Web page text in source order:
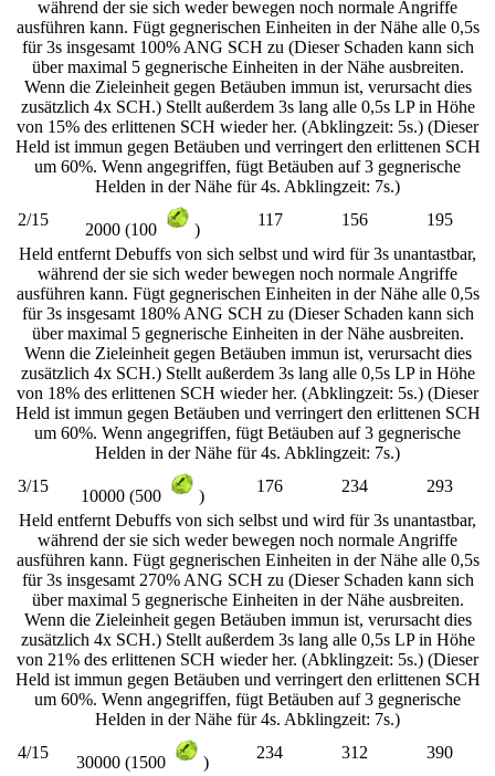
während der sie sich weder bewegen noch normale Angriffe
ausführen kann. Fügt gegnerischen Einheiten in der Nähe alle 0,5s
für 3s insgesamt 100% ANG SCH zu (Dieser Schaden kann sich
über maximal 5 gegnerische Einheiten in der Nähe ausbreiten.
Wenn die Zieleinheit gegen Betäuben immun ist, verursacht dies
zusätzlich 4x SCH.) Stellt außerdem 3s lang alle 0,5s LP in Höhe
von 15% des erlittenen SCH wieder her. (Abklingzeit: 5s.) (Dieser
Held ist immun gegen Betäuben und verringert den erlittenen SCH
um 60%. Wenn angegriffen, fügt Betäuben auf 3 gegnerische
Helden in der Nähe für 4s. Abklingzeit: 7s.)
2/15
2000 (100 )
117 156
195
Held entfernt Debuffs von sich selbst und wird für 3s unantastbar,
während der sie sich weder bewegen noch normale Angriffe
ausführen kann. Fügt gegnerischen Einheiten in der Nähe alle 0,5s
für 3s insgesamt 180% ANG SCH zu (Dieser Schaden kann sich
über maximal 5 gegnerische Einheiten in der Nähe ausbreiten.
Wenn die Zieleinheit gegen Betäuben immun ist, verursacht dies
zusätzlich 4x SCH.) Stellt außerdem 3s lang alle 0,5s LP in Höhe
von 18% des erlittenen SCH wieder her. (Abklingzeit: 5s.) (Dieser
Held ist immun gegen Betäuben und verringert den erlittenen SCH
um 60%. Wenn angegriffen, fügt Betäuben auf 3 gegnerische
Helden in der Nähe für 4s. Abklingzeit: 7s.)
3/15
10000 (500 )
176 234
293
Held entfernt Debuffs von sich selbst und wird für 3s unantastbar,
während der sie sich weder bewegen noch normale Angriffe
ausführen kann. Fügt gegnerischen Einheiten in der Nähe alle 0,5s
für 3s insgesamt 270% ANG SCH zu (Dieser Schaden kann sich
über maximal 5 gegnerische Einheiten in der Nähe ausbreiten.
Wenn die Zieleinheit gegen Betäuben immun ist, verursacht dies
zusätzlich 4x SCH.) Stellt außerdem 3s lang alle 0,5s LP in Höhe
von 21% des erlittenen SCH wieder her. (Abklingzeit: 5s.) (Dieser
Held ist immun gegen Betäuben und verringert den erlittenen SCH
um 60%. Wenn angegriffen, fügt Betäuben auf 3 gegnerische
Helden in der Nähe für 4s. Abklingzeit: 7s.)
4/15
30000 (1500 )
234 312
390